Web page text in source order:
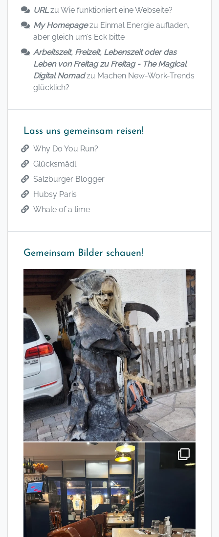
URLzu Wie funktioniert eine Webseite?
My Homepagezu Einmal Energie aufladen,
aber gleich um’s Eck bitte
Arbeitszeit, Freizeit, Lebenszeit oder das
Leben von Freitag zu Freitag - The Magical
Digital Nomadzu Machen New-Work-Trends
glücklich?
Lass uns gemeinsam reisen!
Why Do You Run?
Glücksmädl
Salzburger Blogger
Hubsy Paris
Whale of a time
Gemeinsam Bilder schauen!